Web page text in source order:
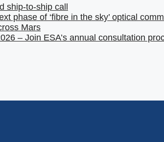
ship-to-ship call
phase of ‘fibre in the sky’ optical
Mars
– Join ESA’s annual consultation